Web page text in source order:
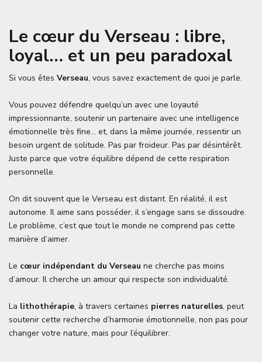
Le cœur du Verseau : libre,
loyal… et un peu paradoxal
Si vous êtes Verseau, vous savez exactement de quoi je parle.
Vous pouvez défendre quelqu’un avec une loyauté
impressionnante, soutenir un partenaire avec une intelligence
émotionnelle très fine… et, dans la même journée, ressentir un
besoin urgent de solitude. Pas par froideur. Pas par désintérêt.
Juste parce que votre équilibre dépend de cette respiration
personnelle.
On dit souvent que le Verseau est distant. En réalité, il est
autonome. Il aime sans posséder, il s’engage sans se dissoudre.
Le problème, c’est que tout le monde ne comprend pas cette
manière d’aimer.
Le cœur indépendant du Verseau ne cherche pas moins
d’amour. Il cherche un amour qui respecte son individualité.
La lithothérapie, à travers certaines pierres naturelles, peut
soutenir cette recherche d’harmonie émotionnelle, non pas pour
changer votre nature, mais pour l’équilibrer.